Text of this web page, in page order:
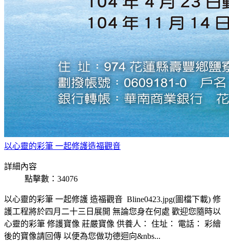
以心靈的彩筆 一起修護造福觀音
詳細內容
點擊數：34076
以心靈的彩筆 一起修護 造福觀音 Bline0423.jpg(圖檔下載) 修
護工程將於四月二十三日展開 無論您身在何處 歡迎您隨時以
心靈的彩筆 修護寶像 莊嚴寶像 供養人： 住址： 電話： 彩繪
後的寶像請回傳 以便為您做功德迴向&nbs...